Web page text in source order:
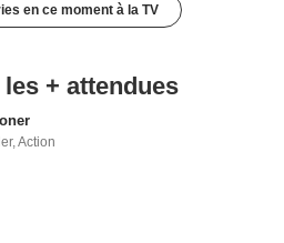
en ce moment à la TV
+ attendues
,Action